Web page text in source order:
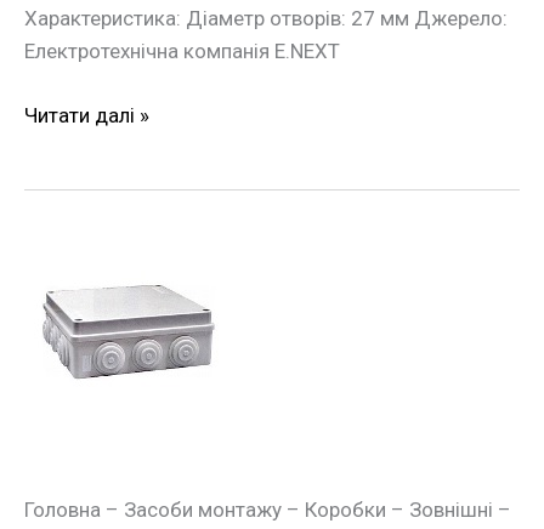
Характеристика: Діаметр отворів: 27 мм Джерело:
Електротехнічна компанія E.NEXT
Читати далі »
Головна – Засоби монтажу – Коробки – Зовнішні –
e.db.pro.255.200.80